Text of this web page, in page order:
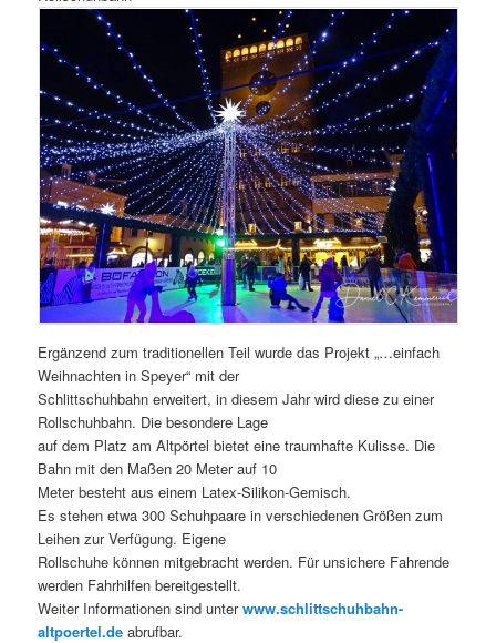
Ergänzend zum traditionellen Teil wurde das Projekt „…einfach
Weihnachten in Speyer“ mit der
Schlittschuhbahn erweitert, in diesem Jahr wird diese zu einer
Rollschuhbahn. Die besondere Lage
auf dem Platz am Altpörtel bietet eine traumhafte Kulisse. Die
Bahn mit den Maßen 20 Meter auf 10
Meter besteht aus einem Latex-Silikon-Gemisch.
Es stehen etwa 300 Schuhpaare in verschiedenen Größen zum
Leihen zur Verfügung. Eigene
Rollschuhe können mitgebracht werden. Für unsichere Fahrende
werden Fahrhilfen bereitgestellt.
Weiter Informationen sind unterwww.schlittschuhbahn-
altpoertel.de abrufbar.